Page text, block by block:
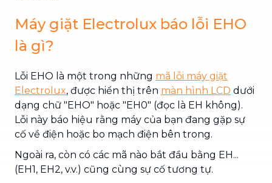
Máy giặt Electrolux báo lỗi EHO
là gì?
Lỗi EHO là một trong những mã lỗi máy giặt
Electrolux, được hiển thị trên màn hình LCD dưới
dạng chữ "EHO" hoặc "EH0" (đọc là EH không).
Lỗi này báo hiệu rằng máy của bạn đang gặp sự
cố về điện hoặc bo mạch điện bên trong.
Ngoài ra, còn có các mã nào bắt đầu bằng EH...
(EH1, EH2, v.v.) cũng cùng sự cố tương tự.